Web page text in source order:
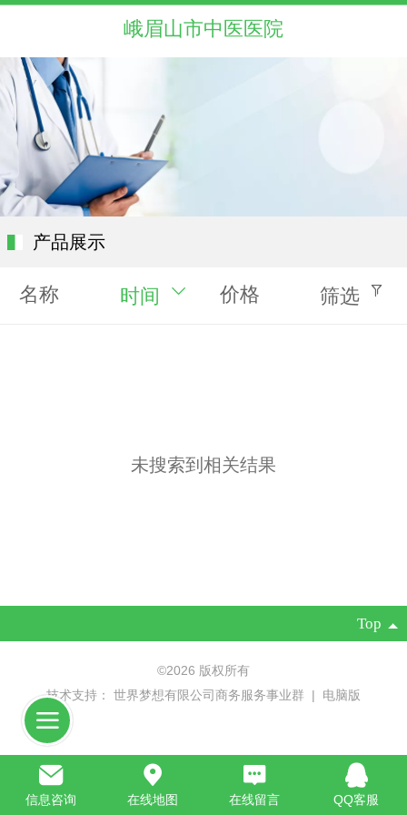
峨眉山市中医医院
产品展示
名称 时间 价格 筛选
未搜索到相关结果
Top
©2026 版权所有
技术支持： 世界梦想有限公司商务服务事业群 | 电脑版
信息咨询 在线地图 在线留言 QQ客服